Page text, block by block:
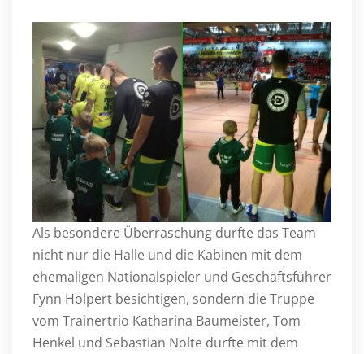
Als besondere Überraschung durfte das Team
nicht nur die Halle und die Kabinen mit dem
ehemaligen Nationalspieler und Geschäftsführer
Fynn Holpert besichtigen, sondern die Truppe
vom Trainertrio Katharina Baumeister, Tom
Henkel und Sebastian Nolte durfte mit dem